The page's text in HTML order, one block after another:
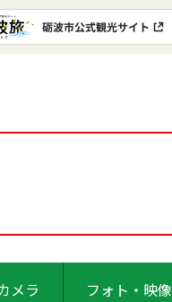
メラ フォト・映像